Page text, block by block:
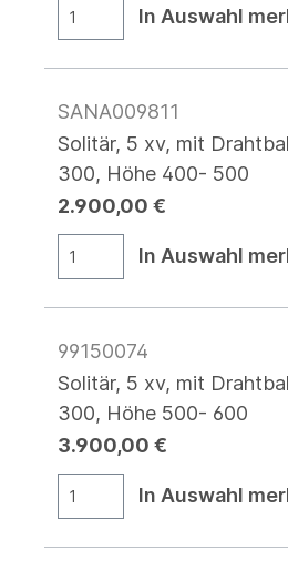
In Auswahl
SANA009811
Solitär, 5 xv, mit
300, Höhe 400- 500
2.900,00 €
In Auswahl
99150074
Solitär, 5 xv, mit
300, Höhe 500- 600
3.900,00 €
In Auswahl